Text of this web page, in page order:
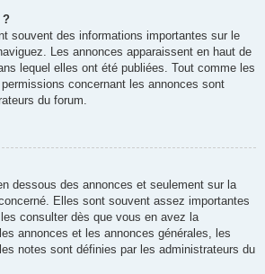
?
souvent des informations importantes sur le
Les annonces apparaissent en haut de
lequel elles ont été publiées. Tout comme les
concernant les annonces sont
du forum.
dessous des annonces et seulement sur la
Elles sont souvent assez importantes
consulter dès que vous en avez la
annonces et les annonces générales, les
notes sont définies par les administrateurs du